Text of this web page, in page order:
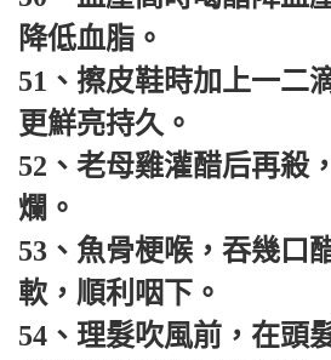
降低血脂。
51、擦皮鞋時加上一二
更鮮亮持久。
52、老母雞灌醋后再殺
爛。
53、魚骨梗喉，吞幾口
軟，順利咽下。
54、理髮吹風前，在頭